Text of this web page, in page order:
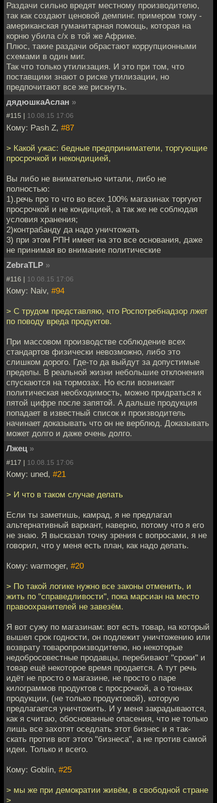
Раздачи сильно вредят местному производителю,
так как создают ценовой демпинг. примером тому -
американская гуманитарная помощь, которая на
корню убила с/х в той же Африке.
Плюс, такие раздачи обрастают коррупционными
схемами в один миг.
Так что только утилизация. И это при том, что
поставщики знают о риске утилизации, но
предпочитают все же рискнуть.
дядюшкаАслан »
#115 | 10.08.15 17:06
Кому: Pash Z, #87
> Какой ужас: бедные предприниматели, торгующие
просрочкой и некондицией,
Вы либо не внимательно читали, либо не
полностью:
1).речь про то что во всех 100% магазинах торгуют
просрочкой и не кондицией, а так же не соблюдая
условия хранения;
2)контрабанду да надо уничтожать
3) при этом РПН имеет на это все основания, даже
не принимая во внимание политические
ZebraTLP »
#116 | 10.08.15 17:06
Кому: Naiv, #94
> С трудом представляю, что Роспотребнадзор лжет
по поводу вреда продуктов.
При массовом производстве соблюдение всех
стандартов физически невозможно, либо это
слишком дорого. Где-то да выйдут за допустимые
пределы. В реальной жизни небольшие отклонения
спускаются на тормозах. Но если возникает
политическая необходимость, можно придраться к
пятой цифре после запятой. А дальше продукция
попадает в известный список и производитель
начинает доказывать что он не верблюд. Доказывать
может долго и даже очень долго.
Лжец »
#117 | 10.08.15 17:06
Кому: uned, #21
> И что в таком случае делать
Если ты заметишь, камрад, я не предлагал
альтернативный вариант, наверно, потому что я его
не знаю. Я высказал точку зрения с вопросами, я не
говорил, что у меня есть план, как надо делать.
Кому: warmoger, #20
> По такой логике нужно все законы отменить, и
жить по "справедливости", пока марсиан на место
правоохранителей не завезём.
Я вот сужу по магазинам: вот есть товар, на который
вышел срок годности, он подлежит уничтожению или
возврату товаропроизводителю, но некоторые
недобросовестные продавцы, перебивают "сроки" и
товар ещё некоторое время продается. А тут речь
идёт не просто о магазине, не просто о паре
килограммов продуктов с просрочкой, а о тоннах
продукции, (не только продуктовой), которую
предлагается уничтожить. И у меня закрадываются,
как я считаю, обоснованные опасения, что не только
лишь все захотят оседлать этот бизнес и я так-
скать против вот этого "бизнеса", а не против самой
идеи. Только и всего.
Кому: Goblin, #25
> мы же при демократии живём, в свободной стране
>